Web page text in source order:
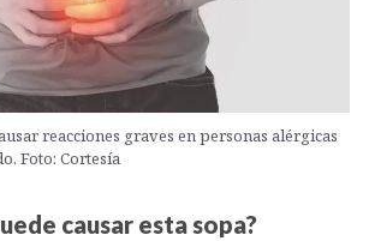
reacciones graves en personas alérgicas
Foto: Cortesía
causar esta sopa?